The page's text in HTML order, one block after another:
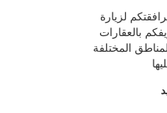
لزيارة
بالعقارات
المختلفة